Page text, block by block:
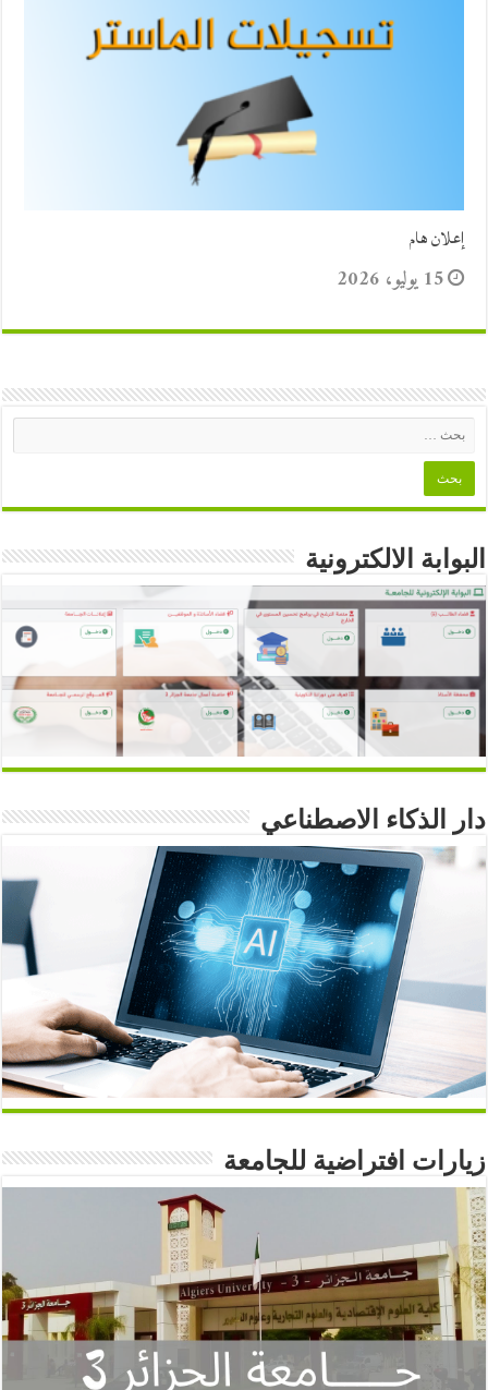
إعلان هام
15 يوليو، 2026
البوابة الالكترونية
دار الذكاء الاصطناعي
زيارات افتراضية للجامعة